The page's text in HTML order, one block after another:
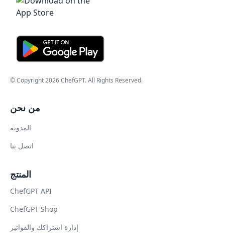
© Copyright2026ChefGPT. All Rights Reserved.
من نحن
المدونة
اتصل بنا
المنتج
ChefGPT API
ChefGPT Shop
إدارة اشتراكك والفواتير